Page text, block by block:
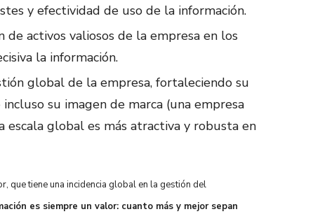
y efectividad de uso de la información.
activos valiosos de la empresa en los
la información.
global de la empresa, fortaleciendo su
su imagen de marca (una empresa
escala global es más atractiva y robusta en
que tiene una incidencia global en la gestión del
es siempre un valor: cuanto más y mejor sepan